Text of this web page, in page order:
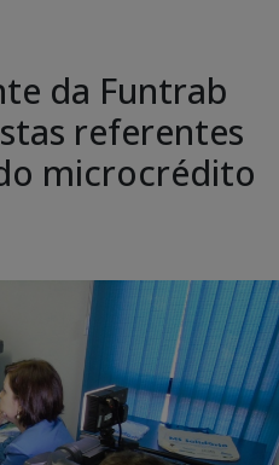
da Funtrab
referentes
microcrédito